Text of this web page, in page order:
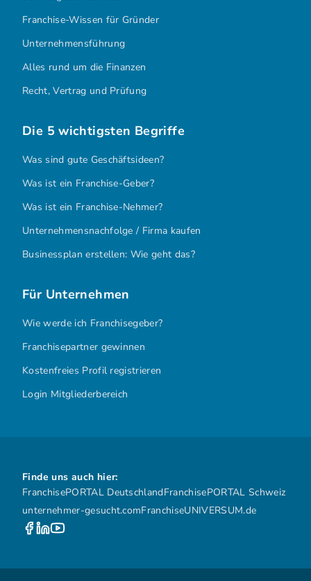
Franchise-Wissen für Gründer
Unternehmensführung
Alles rund um die Finanzen
Recht, Vertrag und Prüfung
Die 5 wichtigsten Begriffe
Was sind gute Geschäftsideen?
Was ist ein Franchise-Geber?
Was ist ein Franchise-Nehmer?
Unternehmensnachfolge / Firma kaufen
Businessplan erstellen: Wie geht das?
Für Unternehmen
Wie werde ich Franchisegeber?
Franchisepartner gewinnen
Kostenfreies Profil registrieren
Login Mitgliederbereich
Finde uns auch hier:
FranchisePORTAL DeutschlandFranchisePORTAL Schweiz
unternehmer-gesucht.comFranchiseUNIVERSUM.de